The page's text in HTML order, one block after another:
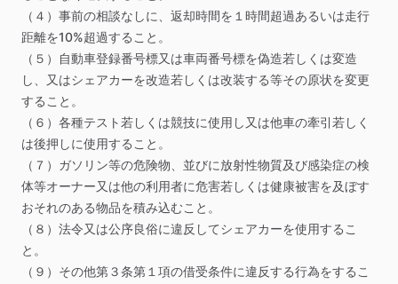
（４）事前の相談なしに、返却時間を１時間超過あるいは走行
距離を10%超過すること。
（５）自動車登録番号標又は車両番号標を偽造若しくは変造
し、又はシェアカーを改造若しくは改装する等その原状を変更
すること。
（６）各種テスト若しくは競技に使用し又は他車の牽引若しく
は後押しに使用すること。
（７）ガソリン等の危険物、並びに放射性物質及び感染症の検
体等オーナー又は他の利用者に危害若しくは健康被害を及ぼす
おそれのある物品を積み込むこと。
（８）法令又は公序良俗に違反してシェアカーを使用するこ
と。
（９）その他第３条第１項の借受条件に違反する行為をするこ